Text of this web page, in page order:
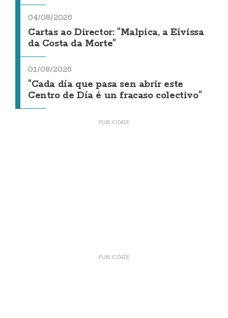
04/08/2026
Cartas ao Director: "Malpica, a Eivissa
da Costa da Morte"
01/08/2026
"Cada día que pasa sen abrir este
Centro de Día é un fracaso colectivo"